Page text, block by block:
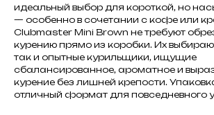
идеальный выбор для короткой, но
— особенно в сочетании с кофе или
Clubmaster Mini Brown не требуют
курению прямо из коробки. Их
так и опытные курильщики, ищущие
сбалансированное, ароматное и
курение без лишней крепости.
отличный формат для повседневного